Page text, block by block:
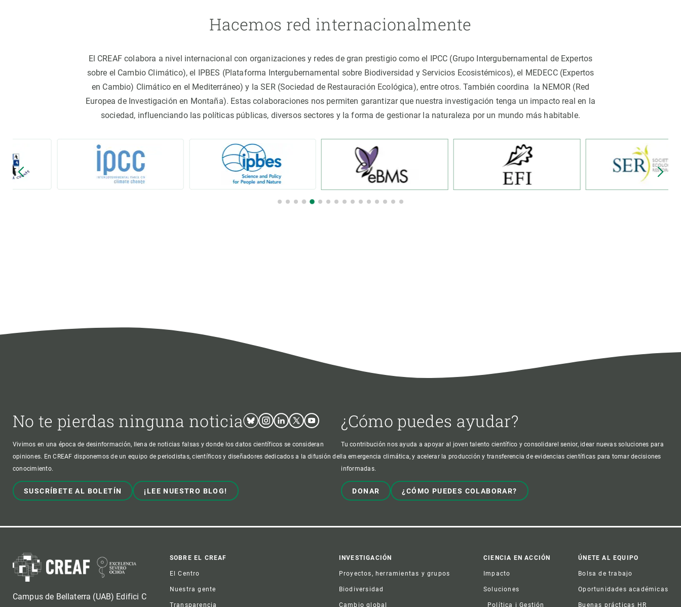
Hacemos red internacionalmente
El CREAF colabora a nivel internacional con organizaciones y redes de gran prestigio como el IPCC (Grupo Intergubernamental de Expertos
sobre el Cambio Climático), el IPBES (Plataforma Intergubernamental sobre Biodiversidad y Servicios Ecosistémicos), el MEDECC (Expertos
en Cambio) Climático en el Mediterráneo) y la SER (Sociedad de Restauración Ecológica), entre otros. También coordina la NEMOR (Red
Europea de Investigación en Montaña). Estas colaboraciones nos permiten garantizar que nuestra investigación tenga un impacto real en la
sociedad, influenciando las políticas públicas, diversos sectores y la forma de gestionar la naturaleza por un mundo más habitable.
No te pierdas ninguna noticiaBlueskyInstagram
LinkedinTwitterYoutube
Vivimos en una época de desinformación, llena de noticias falsas y donde los datos científicos se consideran
opiniones. En CREAF disponemos de un equipo de periodistas, científicos y diseñadores dedicados a la difusión del
conocimiento.
SUSCRÍBETE AL BOLETÍN ¡LEE NUESTRO BLOG!
¿Cómo puedes ayudar?
Tu contribución nos ayuda a apoyar al joven talento científico y consolidarel senior, idear nuevas soluciones para
la emergencia climática, y acelerar la producción y transferencia de evidencias científicas para tomar decisiones
informadas.
DONAR ¿CÓMO PUEDES COLABORAR?
Campus de Bellaterra (UAB) Edifici C
Footer
SOBRE EL CREAF
El Centro
Nuestra gente
Transparencia
INVESTIGACIÓN
Proyectos, herramientas y grupos
Biodiversidad
Cambio global
CIENCIA EN ACCIÓN
Impacto
Soluciones
Política i Gestión
ÚNETE AL EQUIPO
Bolsa de trabajo
Oportunidades académicas
Buenas prácticas HR